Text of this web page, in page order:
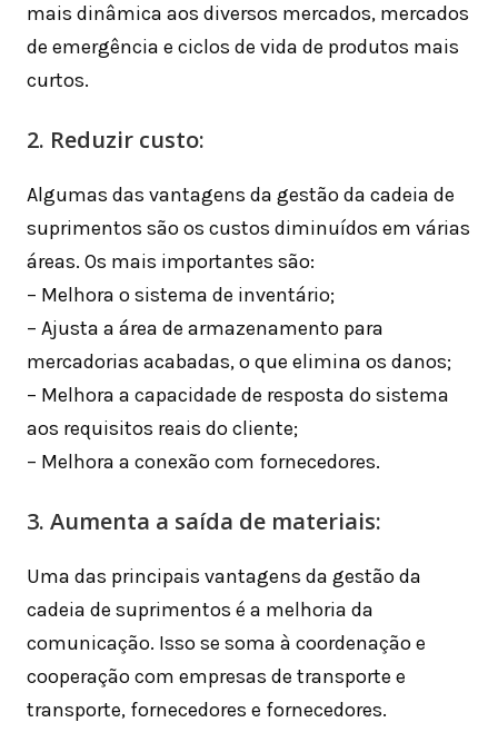
mais dinâmica aos diversos mercados, mercados
de emergência e ciclos de vida de produtos mais
curtos.
2. Reduzir custo:
Algumas das vantagens da gestão da cadeia de
suprimentos são os custos diminuídos em várias
áreas. Os mais importantes são:
– Melhora o sistema de inventário;
– Ajusta a área de armazenamento para
mercadorias acabadas, o que elimina os danos;
– Melhora a capacidade de resposta do sistema
aos requisitos reais do cliente;
– Melhora a conexão com fornecedores.
3. Aumenta a saída de materiais:
Uma das principais vantagens da gestão da
cadeia de suprimentos é a melhoria da
comunicação. Isso se soma à coordenação e
cooperação com empresas de transporte e
transporte, fornecedores e fornecedores.